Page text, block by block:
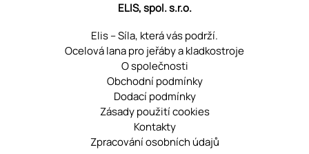
ELIS, spol. s.r.o.
Elis – Síla, která vás podrží.
Ocelová lana pro jeřáby a kladkostroje
O společnosti
Obchodní podmínky
Dodací podmínky
Zásady použití cookies
Kontakty
Zpracování osobních údajů